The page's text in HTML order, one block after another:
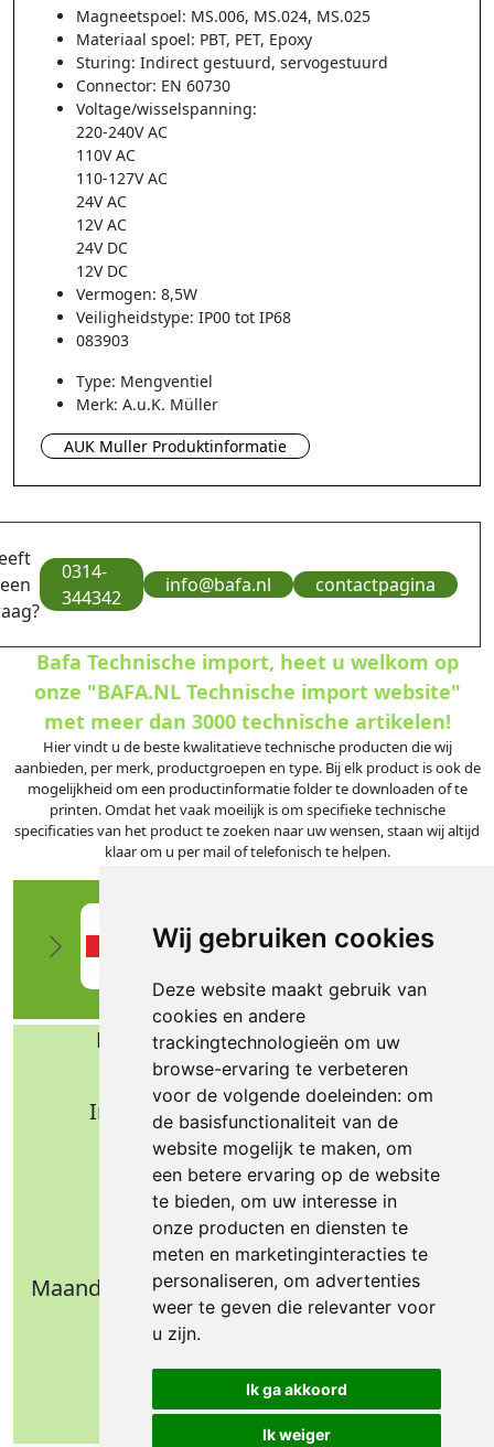
Wij gebruiken cookies
Deze website maakt gebruik van
cookies en andere
trackingtechnologieën om uw
browse-ervaring te verbeteren
voor de volgende doeleinden: om
de basisfunctionaliteit van de
website mogelijk te maken, om
een betere ervaring op de website
te bieden, om uw interesse in
onze producten en diensten te
meten en marketinginteracties te
personaliseren, om advertenties
weer te geven die relevanter voor
u zijn.
Ik ga akkoord
Ik weiger
Magneetspoel: MS.006, MS.024, MS.025
Materiaal spoel: PBT, PET, Epoxy
Sturing: Indirect gestuurd, servogestuurd
Connector: EN 60730
Voltage/wisselspanning:
220-240V AC
110V AC
110-127V AC
24V AC
12V AC
24V DC
12V DC
Vermogen: 8,5W
Veiligheidstype: IP00 tot IP68
083903
Type: Mengventiel
Merk: A.u.K. Müller
AUK Muller Produktinformatie
0314-
344342
info@bafa.nl contactpagina
Bafa Technische import, heet u welkom op
onze "BAFA.NL Technische import website"
met meer dan 3000 technische artikelen!
Hier vindt u de beste kwalitatieve technische producten die wij
aanbieden, per merk, productgroepen en type. Bij elk product is ook de
mogelijkheid om een productinformatie folder te downloaden of te
printen. Omdat het vaak moeilijk is om specifieke technische
specificaties van het product te zoeken naar uw wensen, staan wij altijd
klaar om u per mail of telefonisch te helpen.
Bafa b.v. Technische import
Nijverheidsweg 11
Industrieterrein Verheulsweide
7005 AS Doetinchem
Tel.: +31 (0)314 344 342
Email: info@bafa.nl
Openingstijden
Maandag t/m donderdag: 09.00 - 16.30 uur
Vrijdag: 09.00 - 14.30 uur
Weekend: gesloten